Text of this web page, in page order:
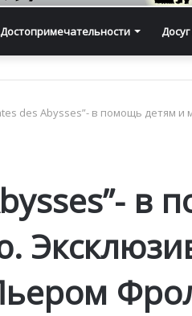
Достопримечательности
des Abysses”- в помощь детям
в